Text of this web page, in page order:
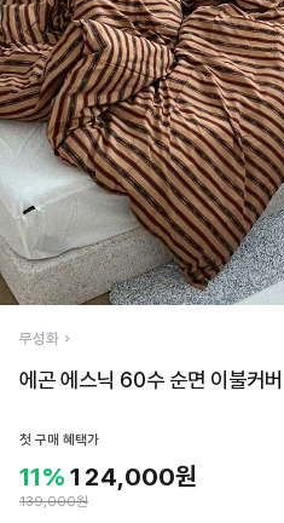
무성화
에곤 에스닉 60수 순면 이불커버
첫 구매 혜택가
11% 124,000원
139,000원